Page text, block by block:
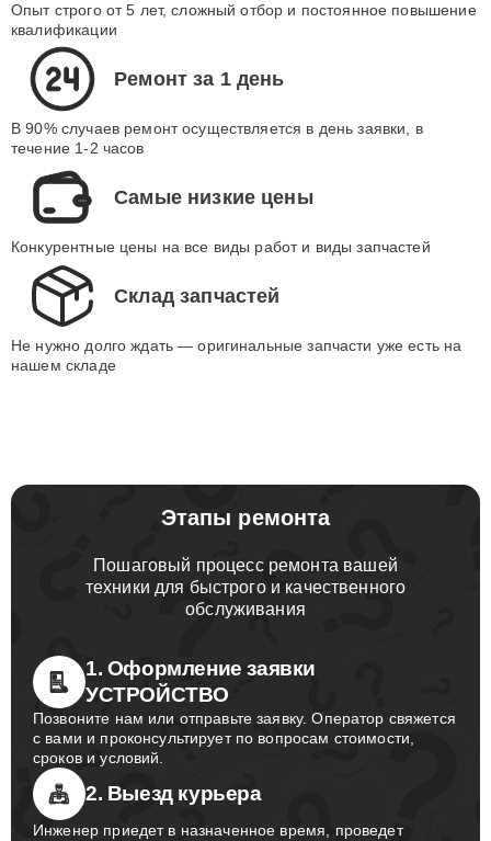
Опыт строго от 5 лет, сложный отбор и постоянное повышение
квалификации
Ремонт за 1 день
В 90% случаев ремонт осуществляется в день заявки, в
течение 1-2 часов
Самые низкие цены
Конкурентные цены на все виды работ и виды запчастей
Склад запчастей
Не нужно долго ждать — оригинальные запчасти уже есть на
нашем складе
Этапы ремонта
Пошаговый процесс ремонта вашей
техники для быстрого и качественного
обслуживания
1. Оформление заявки
УСТРОЙСТВО
Позвоните нам или отправьте заявку. Оператор свяжется
с вами и проконсультирует по вопросам стоимости,
сроков и условий.
2. Выезд курьера
Инженер приедет в назначенное время, проведет